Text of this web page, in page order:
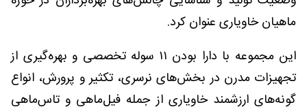
ماهیان خاویاری عنوان کرد.
این مجموعه با دارا بودن ۱۱ سوله تخصصی و بهره‌گیری از
تجهیزات مدرن در بخش‌های نرسری، تکثیر و پرورش، انواع
گونه‌های ارزشمند خاویاری از جمله فیل‌ماهی و تاس‌ماهی